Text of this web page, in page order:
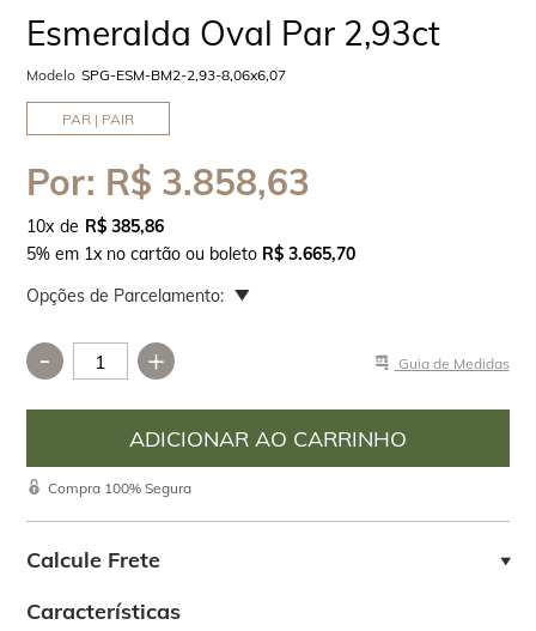
Características
Esmeralda Oval Par 2,93ct
Modelo SPG-ESM-BM2-2,93-8,06x6,07
PAR | PAIR
Por: R$ 3.858,63
10x
R$ 385,86
5% em 1x no cartão ou boleto R$ 3.665,70
Opções de Parcelamento:
- + Guia de Medidas
Compra 100% Segura
Calcule Frete